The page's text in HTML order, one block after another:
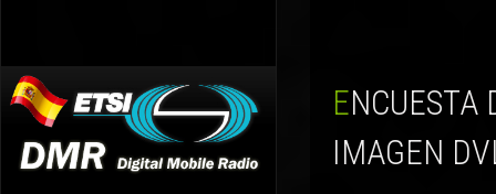
ENCUESTA DE VALORACION Y MEJORAS PARA LA
IMAGEN